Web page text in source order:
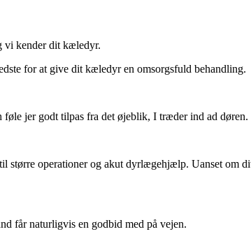
vi kender dit kæledyr.
for at give dit kæledyr en omsorgsfuld behandling.
jer godt tilpas fra det øjeblik, I træder ind ad døren.
større operationer og akut dyrlægehjælp. Uanset om
får naturligvis en godbid med på vejen.